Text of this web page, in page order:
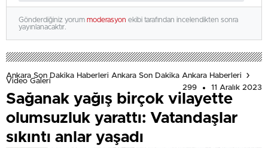
Gönderdiğiniz yorum moderasyon ekibi tarafından incelendikten sonra
yayınlanacaktır.
Ankara Son Dakika Haberleri Ankara Son Dakika Ankara Haberleri
Video Galeri
299
11 Aralık 2023
Sağanak yağış birçok vilayette
olumsuzluk yarattı: Vatandaşlar
sıkıntı anlar yaşadı